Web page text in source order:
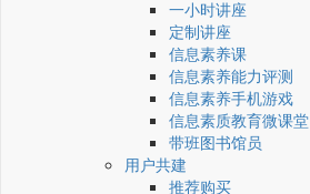
一小时讲座
定制讲座
信息素养课
信息素养能力评测
信息素养手机游戏
信息素质教育微课堂
带班图书馆员
用户共建
推荐购买